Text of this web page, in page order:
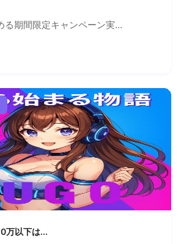
る期間限定キャンペーン実...
万以下は...